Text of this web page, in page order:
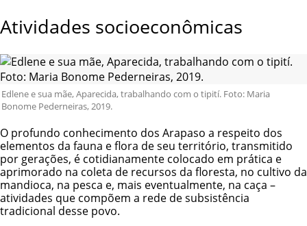
Atividades socioeconômicas
Edlene e sua mãe, Aparecida, trabalhando com o tipití. Foto: Maria
Bonome Pederneiras, 2019.
O profundo conhecimento dos Arapaso a respeito dos
elementos da fauna e flora de seu território, transmitido
por gerações, é cotidianamente colocado em prática e
aprimorado na coleta de recursos da floresta, no cultivo da
mandioca, na pesca e, mais eventualmente, na caça –
atividades que compõem a rede de subsistência
tradicional desse povo.